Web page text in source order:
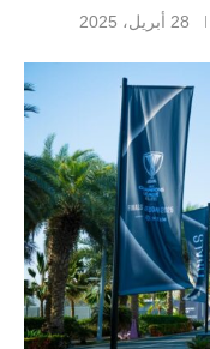
28 أبريل، 2025